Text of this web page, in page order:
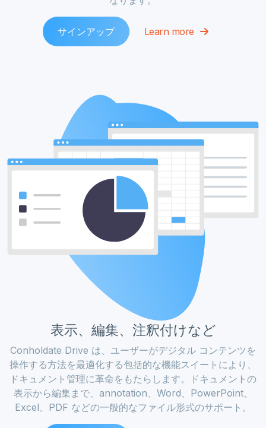
サインアップ Learn more
表示、編集、注釈付けなど
Conholdate Drive は、ユーザーがデジタル コンテンツを
操作する方法を最適化する包括的な機能スイートにより、
ドキュメント管理に革命をもたらします。ドキュメントの
表示から編集まで、annotation、Word、PowerPoint、
Excel、PDF などの一般的なファイル形式のサポート。